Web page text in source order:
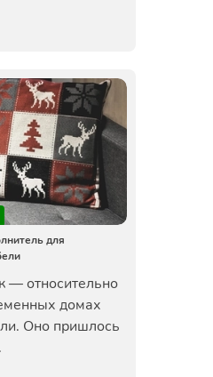
для
— относительно
домах
Оно пришлось